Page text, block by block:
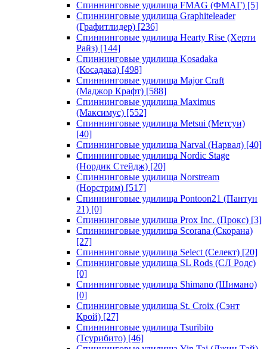
Спиннинговые удилища FMAG (ФМАГ) [5]
Спиннинговые удилища Graphiteleader
(Графитлидер) [236]
Спиннинговые удилища Hearty Rise (Херти
Райз) [144]
Спиннинговые удилища Kosadaka
(Косадака) [498]
Спиннинговые удилища Major Craft
(Маджор Крафт) [588]
Спиннинговые удилища Maximus
(Максимус) [552]
Спиннинговые удилища Metsui (Метсуи)
[40]
Спиннинговые удилища Narval (Нарвал) [40]
Спиннинговые удилища Nordic Stage
(Нордик Стейдж) [20]
Спиннинговые удилища Norstream
(Норстрим) [517]
Спиннинговые удилища Pontoon21 (Пантун
21) [0]
Спиннинговые удилища Prox Inc. (Прокс) [3]
Спиннинговые удилища Scorana (Скорана)
[27]
Спиннинговые удилища Select (Селект) [20]
Спиннинговые удилища SL Rods (СЛ Родс)
[0]
Спиннинговые удилища Shimano (Шимано)
[0]
Спиннинговые удилища St. Croix (Сэнт
Крой) [27]
Спиннинговые удилища Tsuribito
(Тсурибито) [46]